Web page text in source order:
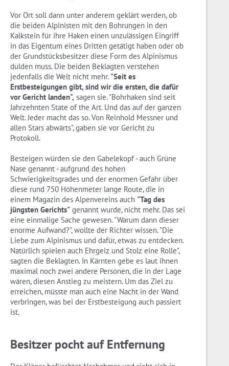
Vor Ort soll dann unter anderem geklärt werden, ob
die beiden Alpinisten mit den Bohrungen in den
Kalkstein für ihre Haken einen unzulässigen Eingriff
in das Eigentum eines Dritten getätigt haben oder ob
der Grundstücksbesitzer diese Form des Alpinismus
dulden muss. Die beiden Beklagten verstehen
jedenfalls die Welt nicht mehr. "Seit es
Erstbesteigungen gibt, sind wir die ersten, die dafür
vor Gericht landen", sagen sie. "Bohrhaken sind seit
Jahrzehnten State of the Art. Und das auf der ganzen
Welt. Jeder macht das so. Von Reinhold Messner und
allen Stars abwärts", gaben sie vor Gericht zu
Protokoll.
Besteigen würden sie den Gabelekopf - auch Grüne
Nase genannt - aufgrund des hohen
Schwierigkeitsgrades und der enormen Gefahr über
diese rund 750 Höhenmeter lange Route, die in
einem Magazin des Alpenvereins auch "Tag des
jüngsten Gerichts" genannt wurde, nicht mehr. Das sei
eine einmalige Sache gewesen. "Warum dann dieser
enorme Aufwand?", wollte der Richter wissen. "Die
Liebe zum Alpinismus und dafür, etwas zu entdecken.
Natürlich spielen auch Ehrgeiz und Stolz eine Rolle",
sagten die Beklagten. In Kärnten gebe es laut ihnen
maximal noch zwei andere Personen, die in der Lage
wären, diesen Anstieg zu meistern. Um das Ziel zu
erreichen, müsste man auch eine Nacht in der Wand
verbringen, was bei der Erstbesteigung auch passiert
ist.
Besitzer pocht auf Entfernung